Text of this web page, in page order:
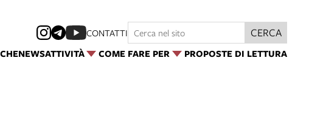
NEWSATTIVITÀ COME FARE PER PROPOSTE DI LETTURA
CONTATTI CERCA